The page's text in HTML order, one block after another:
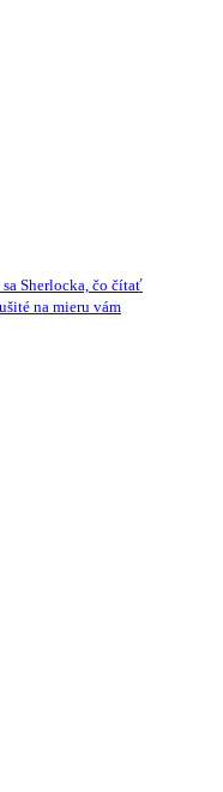
Sherlocka, čo čítať
na mieru vám